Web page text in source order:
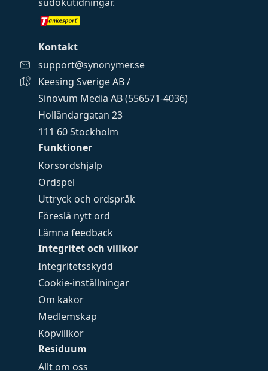
Funktioner
Korsordshjälp
Ordspel
Uttryck och ordspråk
Föreslå nytt ord
Lämna feedback
Integritet och villkor
Integritetsskydd
Cookie-inställningar
Om kakor
Medlemskap
Köpvillkor
Residuum
Allt om oss
Kontakt
support@synonymer.se
Keesing Sverige AB /
Sinovum Media AB (556571-4036)
Holländargatan 23
111 60 Stockholm